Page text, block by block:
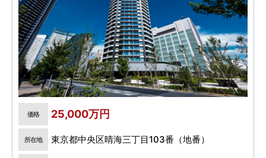
価格 25,000万円
所在地 東京都中央区晴海三丁目103番（地番）